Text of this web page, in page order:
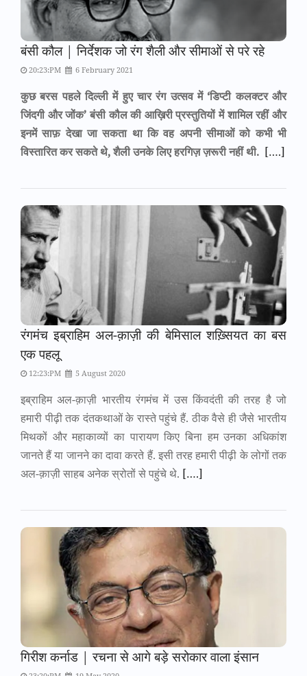
बंसी कौल | निर्देशक जो रंग शैली और सीमाओं से परे रहे
20:23:PM 6 February 2021
कुछ बरस पहले दिल्ली में हुए चार रंग उत्सव में ‘डिप्टी कलक्टर और
जिंदगी और जोंक’ बंसी कौल की आख़िरी प्रस्तुतियों में शामिल रहीं और
इनमें साफ़ देखा जा सकता था कि वह अपनी सीमाओं को कभी भी
विस्तारित कर सकते थे, शैली उनके लिए हरगिज़ ज़रूरी नहीं थी. [….]
रंगमंच इब्राहिम अल-क़ाज़ी की बेमिसाल शख़्सियत का बस
एक पहलू
12:23:PM 5 August 2020
इब्राहिम अल-क़ाज़ी भारतीय रंगमंच में उस किंवदंती की तरह है जो
हमारी पीढ़ी तक दंतकथाओं के रास्ते पहुंचे हैं. ठीक वैसे ही जैसे भारतीय
मिथकों और महाकाव्यों का पारायण किए बिना हम उनका अधिकांश
जानते हैं या जानने का दावा करते हैं. इसी तरह हमारी पीढ़ी के लोगों तक
अल-क़ाज़ी साहब अनेक स्रोतों से पहुंचे थे. [….]
गिरीश कर्नाड | रचना से आगे बड़े सरोकार वाला इंसान